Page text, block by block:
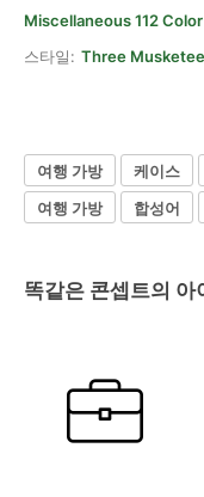
Miscellaneous 112
스타일: Three
여행 가방 케이스
여행 가방
합성어
똑같은 콘셉트의 아